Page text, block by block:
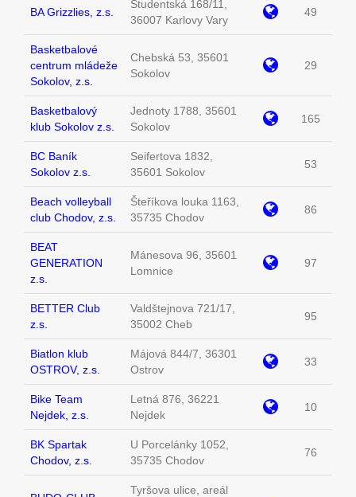
BA Grizzlies, z.s.
Studentská 168/11,
36007 Karlovy Vary
49
Basketbalové
centrum mládeže
Sokolov, z.s.
Chebská 53, 35601
Sokolov
29
Basketbalový
klub Sokolov z.s.
Jednoty 1788, 35601
Sokolov
165
BC Baník
Sokolov z.s.
Seifertova 1832,
35601 Sokolov
53
Beach volleyball
club Chodov, z.s.
Šteříkova louka 1163,
35735 Chodov
86
BEAT
GENERATION
z.s.
Mánesova 96, 35601
Lomnice
97
BETTER Club
z.s.
Valdštejnova 721/17,
35002 Cheb
95
Biatlon klub
OSTROV, z.s.
Májová 844/7, 36301
Ostrov
33
Bike Team
Nejdek, z.s.
Letná 876, 36221
Nejdek
10
BK Spartak
Chodov, z.s.
U Porcelánky 1052,
35735 Chodov
76
Tyršova ulice, areál